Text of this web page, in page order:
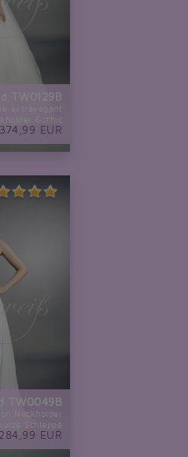
TW0129B
extravagant
Gothic
EUR
TW0049B
Neckholder
Schleppe
EUR